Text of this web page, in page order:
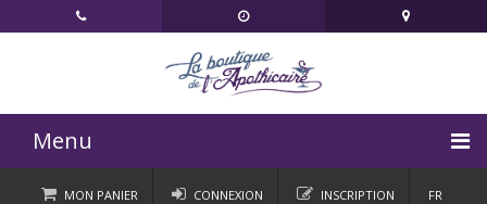
Menu
ACCUEILMON PANIER CONNEXION INSCRIPTION FR